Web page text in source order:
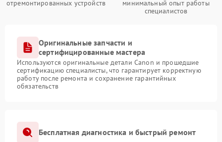
отремонтированных устройств
минимальный опыт работы
специалистов
Оригинальные запчасти и
сертифицированные мастера
Используются оригинальные детали Canon и прошедшие
сертификацию специалисты, что гарантирует корректную
работу после ремонта и сохранение гарантийных
обязательств
Бесплатная диагностика и быстрый ремонт